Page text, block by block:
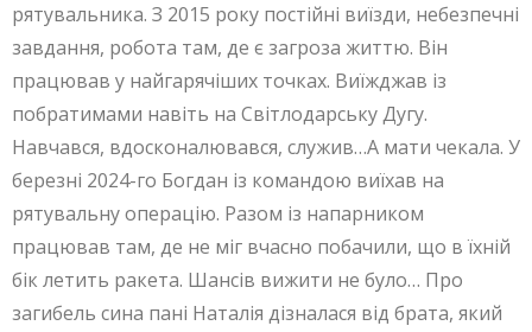
рятувальника. З 2015 року постійні виїзди, небезпечні
завдання, робота там, де є загроза життю. Він
працював у найгарячіших точках. Виїжджав із
побратимами навіть на Світлодарську Дугу.
Навчався, вдосконалювався, служив…А мати чекала. У
березні 2024-го Богдан із командою виїхав на
рятувальну операцію. Разом із напарником
працював там, де не міг вчасно побачили, що в їхній
бік летить ракета. Шансів вижити не було… Про
загибель сина пані Наталія дізналася від брата, який